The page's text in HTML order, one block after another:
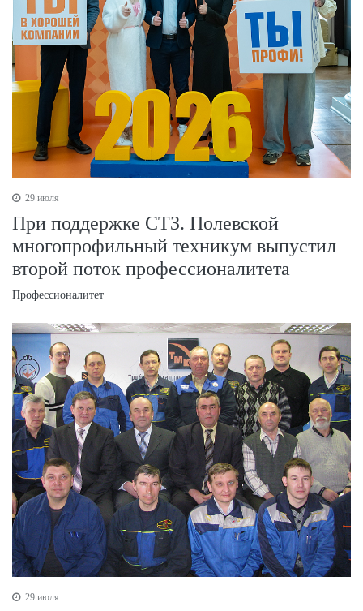
29 июля
При поддержке СТЗ. Полевской
многопрофильный техникум выпустил
второй поток профессионалитета
Профессионалитет
29 июля